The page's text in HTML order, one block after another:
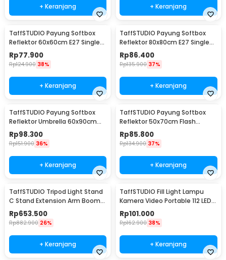
+ Keranjang + Keranjang
TaffSTUDIO Payung Softbox
Reflektor 60x60cm E27 Single
Socket - LD-TZ206
Rp77.900
Rp124.900 38%
+ Keranjang
TaffSTUDIO Payung Softbox
Reflektor 80x80cm E27 Single
Socket - LD-TZ206
Rp86.400
Rp135.900 37%
+ Keranjang
TaffSTUDIO Payung Softbox
Reflektor Umbrella 60x90cm
E27 Single Socket - LD-TZ206
Rp98.300
Rp151.900 36%
+ Keranjang
TaffSTUDIO Payung Softbox
Reflektor 50x70cm Flash
Mount - CY50
Rp85.800
Rp134.900 37%
+ Keranjang
TaffSTUDIO Tripod Light Stand
C Stand Extension Arm Boom
Arm 130cm - 330F
Rp653.500
Rp882.900 26%
+ Keranjang
TaffSTUDIO Fill Light Lampu
Kamera Video Portable 112 LED -
FT-112
Rp101.000
Rp162.900 38%
+ Keranjang